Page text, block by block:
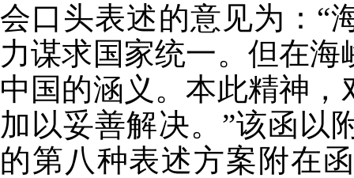
会口头表述的意见为：“
力谋求国家统一。但在
中国的涵义。本此精神
加以妥善解决。”该函以
的第八种表述方案附在